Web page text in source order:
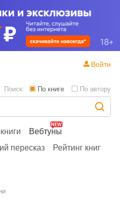
Вебтуны
пересказ
Рейтинг книг
Поиск: По книге По автору
Войти